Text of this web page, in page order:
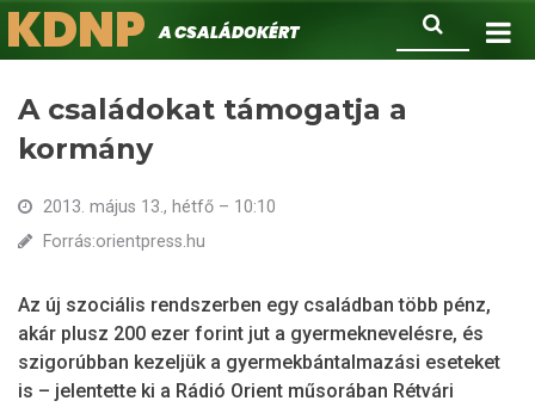
Ugrás
a
Keresés
KDNPA családokért.
A családokat támogatja a
kormány
2013. május 13., hétfő – 10:10
Forrás:orientpress.hu
Az új szociális rendszerben egy családban több pénz,
akár plusz 200 ezer forint jut a gyermeknevelésre, és
szigorúbban kezeljük a gyermekbántalmazási eseteket
is – jelentette ki a Rádió Orient műsorában Rétvári